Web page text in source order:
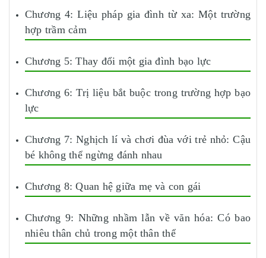
Chương 4: Liệu pháp gia đình từ xa: Một trường
hợp trầm cảm
Chương 5: Thay đổi một gia đình bạo lực
Chương 6: Trị liệu bắt buộc trong trường hợp bạo
lực
Chương 7: Nghịch lí và chơi đùa với trẻ nhỏ: Cậu
bé không thể ngừng đánh nhau
Chương 8: Quan hệ giữa mẹ và con gái
Chương 9: Những nhầm lẫn về văn hóa: Có bao
nhiêu thân chủ trong một thân thể